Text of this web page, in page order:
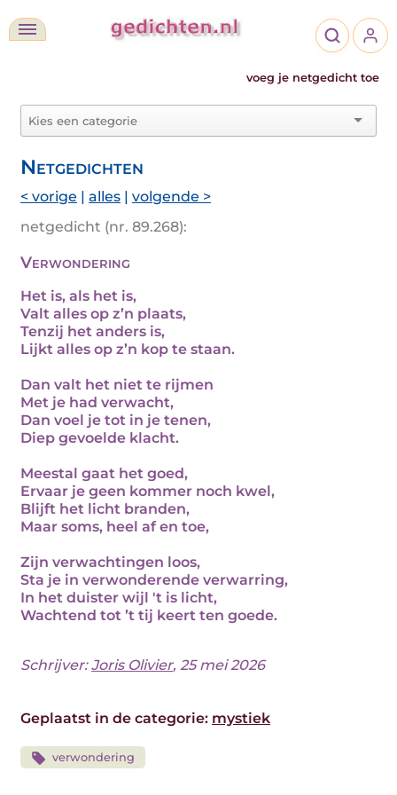
voeg je netgedicht toe
Netgedichten
< vorige | alles | volgende >
netgedicht (nr. 89.268):
Verwondering
Het is, als het is,
Valt alles op z’n plaats,
Tenzij het anders is,
Lijkt alles op z’n kop te staan.
Dan valt het niet te rijmen
Met je had verwacht,
Dan voel je tot in je tenen,
Diep gevoelde klacht.
Meestal gaat het goed,
Ervaar je geen kommer noch kwel,
Blijft het licht branden,
Maar soms, heel af en toe,
Zijn verwachtingen loos,
Sta je in verwonderende verwarring,
In het duister wijl 't is licht,
Wachtend tot ’t tij keert ten goede.
Schrijver:Joris Olivier, 25 mei 2026
Geplaatst in de categorie: mystiek
verwondering